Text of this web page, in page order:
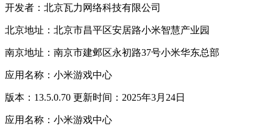
开发者：北京瓦力网络科技有限公司
北京地址：北京市昌平区安居路小米智慧产业园
南京地址：南京市建邺区永初路37号小米华东总部
应用名称：小米游戏中心
版本：13.5.0.70 更新时间：2025年3月24日
应用名称：小米游戏中心